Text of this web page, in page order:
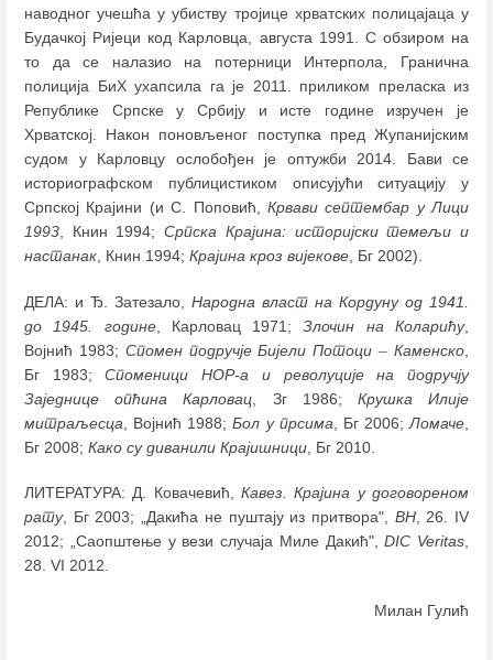
наводног учешћа у убиству тројице хрватских полицајаца у
Будачкој Ријеци код Карловца, августа 1991. С обзиром на
то да се налазио на потерници Интерпола, Гранична
полиција БиХ ухапсила га је 2011. приликом преласка из
Републике Српске у Србију и исте године изручен је
Хрватској. Након поновљеног поступка пред Жупанијским
судом у Карловцу ослобођен је оптужби 2014. Бави се
историографском публицистиком описујући ситуацију у
Српској Крајини (и С. Поповић, Крвави септембар у Лици
1993, Книн 1994;Српска Крајина: историјски темељи и
настанак, Книн 1994; Крајина кроз вијекове, Бг 2002).
ДЕЛА: и Ђ. Затезало, Народна власт на Кордуну од 1941.
до 1945. године, Карловац 1971;Злочин на Коларићу,
Војнић 1983; Спомен подручје Бијели Потоци– Каменско
Бг 1983;Споменици НОР-а и револуције на подручју
Заједнице опћина Карловац , Зг 1986; Крушка Илије
митраљесца , Војнић 1988;Бол у прсима , Бг 2006; Ломаче
Бг 2008; Како су диванили Крајишници , Бг 2010.
ЛИТЕРАТУРА: Д. Ковачевић, Кавез. Крајина у договореном
рату, Бг 2003; „Дакића не пуштају из притвора", ВН, 26. IV
2012; „Саопштење у вези случаја Миле Дакић",DIC Veritas
28. VI 2012.
Милан Гулић